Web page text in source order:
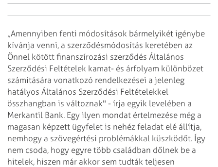
„Amennyiben fenti módosítások bármelyikét igénybe
kívánja venni, a szerződésmó­dosítás keretében az
Önnel kötött finanszírozási szerződés Általános
Szerződési Feltételek kamat- és árfolyam különbözet
számítására vonatkozó rendelkezései a jelenleg
hatályos Általános Szerződési Feltételekkel
összhangban is változnak" - írja egyik levelében a
Merkantil Bank. Egy ilyen mondat értelmezése még a
magasan képzett ügyfelet is nehéz feladat elé állítja,
nemhogy a szövegértési problémákkal küszkö­dőt. Így
nem csoda, hogy egyre több családban dőlnek be a
hitelek, hiszen már akkor sem tudták teljesen